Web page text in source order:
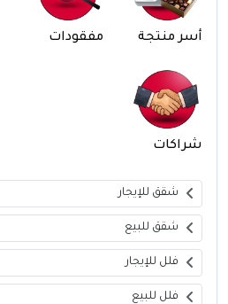
أسر منتجة مفقودات
شراكات
شقق للإيجار
شقق للبيع
فلل للإيجار
فلل للبيع